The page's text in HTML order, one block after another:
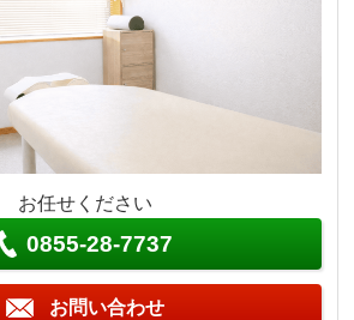
お任せください
0855-28-7737
お問い合わせ